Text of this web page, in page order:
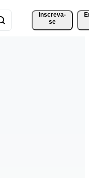
Inscreva-
se